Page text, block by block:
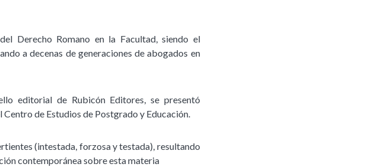
Derecho Romano en la Facultad, siendo el
a decenas de generaciones de abogados en
editorial de Rubicón Editores, se presentó
de Estudios de Postgrado y Educación.
(intestada, forzosa y testada), resultando
contemporánea sobre esta materia